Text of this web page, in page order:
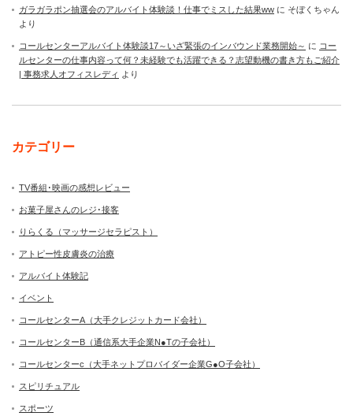
ガラガラポン抽選会のアルバイト体験談！仕事でミスした結果ww に そぼくちゃん
より
コールセンターアルバイト体験談17～いざ緊張のインバウンド業務開始～ に コー
ルセンターの仕事内容って何？未経験でも活躍できる？志望動機の書き方もご紹介
| 事務求人オフィスレディ より
カテゴリー
TV番組･映画の感想レビュー
お菓子屋さんのレジ･接客
りらくる（マッサージセラピスト）
アトピー性皮膚炎の治療
アルバイト体験記
イベント
コールセンターA（大手クレジットカード会社）
コールセンターB（通信系大手企業N●Tの子会社）
コールセンターc（大手ネットプロバイダー企業G●O子会社）
スピリチュアル
スポーツ